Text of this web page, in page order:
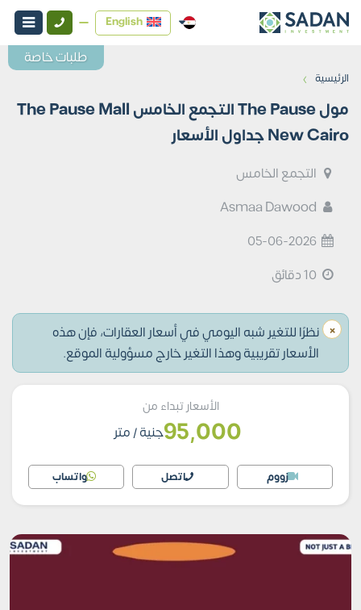
English
الرئيسية ›
مول The Pause التجمع الخامس The Pause Mall
New Cairo جداول الأسعار
التجمع الخامس
05-06-2026
× نظرًا للتغير شبه اليومي في أسعار العقارات، فإن هذه
الأسعار تقريبية وهذا التغير خارج مسؤولية الموقع.
الأسعار تبداء من
95,000جنية/ متر
زووم اتصل واتساب
طلبات خاصة